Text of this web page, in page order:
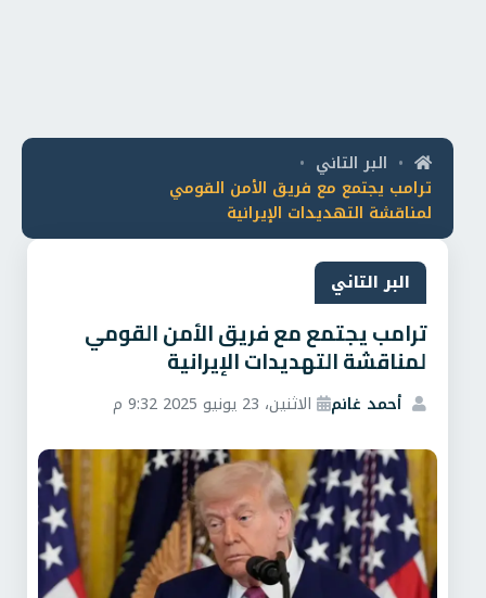
• البر التاني •
ترامب يجتمع مع فريق الأمن القومي
لمناقشة التهديدات الإيرانية
البر التاني
ترامب يجتمع مع فريق الأمن القومي
لمناقشة التهديدات الإيرانية
أحمد غانم الاثنين، 23 يونيو 2025 9:32 م